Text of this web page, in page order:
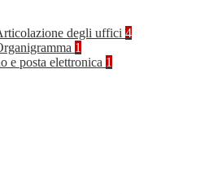
degli uffici 4
1
e posta elettronica 1